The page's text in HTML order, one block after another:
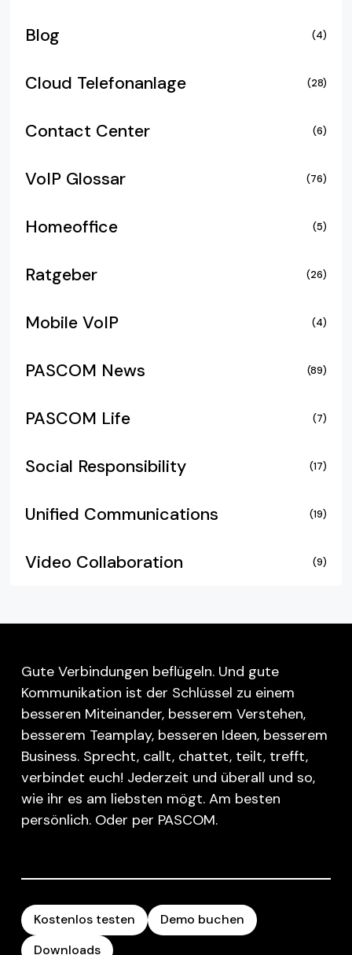
Blog (4)
Cloud Telefonanlage (28)
Contact Center (6)
VoIP Glossar (76)
Homeoffice (5)
Ratgeber (26)
Mobile VoIP (4)
PASCOM News (89)
PASCOM Life (7)
Social Responsibility (17)
Unified Communications (19)
Video Collaboration (9)
Gute Verbindungen beflügeln. Und gute
Kommunikation ist der Schlüssel zu einem
besseren Miteinander, besserem Verstehen,
besserem Teamplay, besseren Ideen, besserem
Business. Sprecht, callt, chattet, teilt, trefft,
verbindet euch! Jederzeit und überall und so,
wie ihr es am liebsten mögt. Am besten
persönlich. Oder per PASCOM.
Kostenlos testen
Demo buchen
Downloads